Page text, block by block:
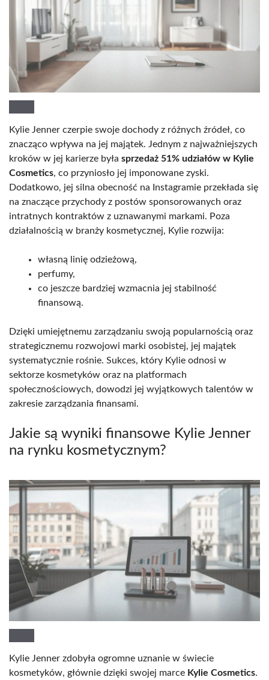
Kylie Jenner czerpie swoje dochody z różnych źródeł, co
znacząco wpływa na jej majątek. Jednym z najważniejszych
kroków w jej karierze była sprzedaż 51% udziałów w Kylie
Cosmetics, co przyniosło jej imponowane zyski.
Dodatkowo, jej silna obecność na Instagramie przekłada się
na znaczące przychody z postów sponsorowanych oraz
intratnych kontraktów z uznawanymi markami. Poza
działalnością w branży kosmetycznej, Kylie rozwija:
własną linię odzieżową,
perfumy,
co jeszcze bardziej wzmacnia jej stabilność
finansową.
Dzięki umiejętnemu zarządzaniu swoją popularnością oraz
strategicznemu rozwojowi marki osobistej, jej majątek
systematycznie rośnie. Sukces, który Kylie odnosi w
sektorze kosmetyków oraz na platformach
społecznościowych, dowodzi jej wyjątkowych talentów w
zakresie zarządzania finansami.
Jakie są wyniki finansowe Kylie Jenner
na rynku kosmetycznym?
Kylie Jenner zdobyła ogromne uznanie w świecie
kosmetyków, głównie dzięki swojej marce Kylie Cosmetics.